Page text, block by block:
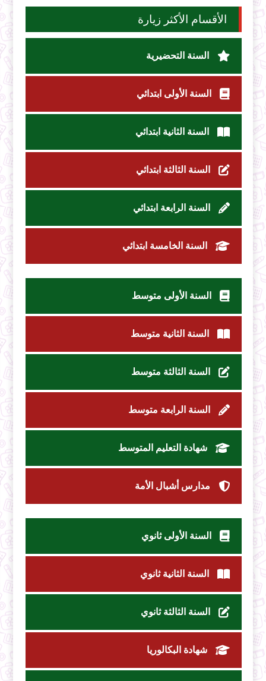
الأقسام الأكثر زيارة
السنة التحضيرية
السنة الأولى ابتدائي
السنة الثانية ابتدائي
السنة الثالثة ابتدائي
السنة الرابعة ابتدائي
السنة الخامسة ابتدائي
السنة الأولى متوسط
السنة الثانية متوسط
السنة الثالثة متوسط
السنة الرابعة متوسط
شهادة التعليم المتوسط
مدارس أشبال الأمة
السنة الأولى ثانوي
السنة الثانية ثانوي
السنة الثالثة ثانوي
شهادة البكالوريا